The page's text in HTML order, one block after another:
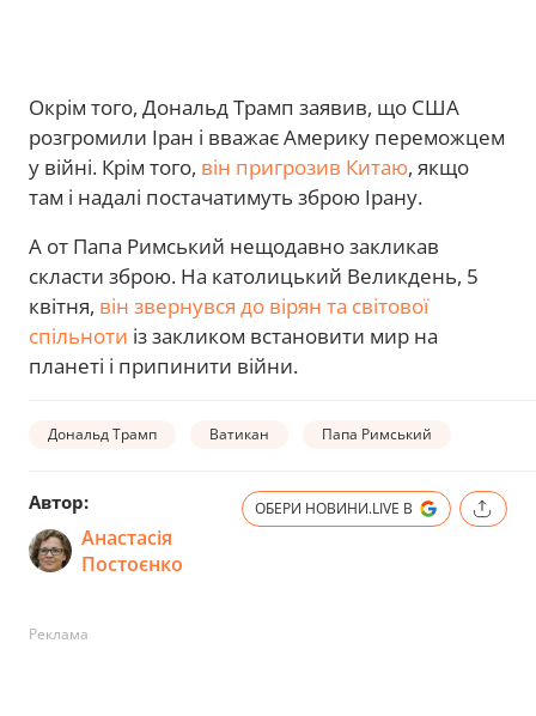
Окрім того, Дональд Трамп заявив, що США
розгромили Іран і вважає Америку переможцем
у війні. Крім того, він пригрозив Китаю, якщо
там і надалі постачатимуть зброю Ірану.
А от Папа Римський нещодавно закликав
скласти зброю. На католицький Великдень, 5
квітня, він звернувся до вірян та світової
спільноти із закликом встановити мир на
планеті і припинити війни.
Дональд Трамп Ватикан Папа Римський
Автор:
Анастасія
Постоєнко
ОБЕРИ НОВИНИ.LIVE В
Реклама